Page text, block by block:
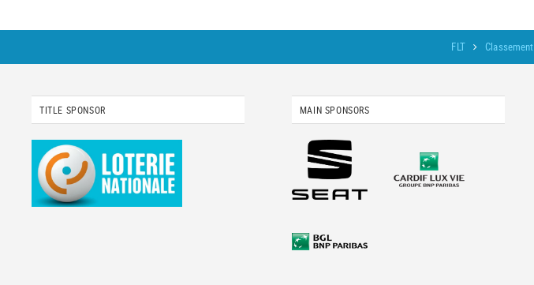
FLT Classement
TITLE SPONSOR MAIN SPONSORS